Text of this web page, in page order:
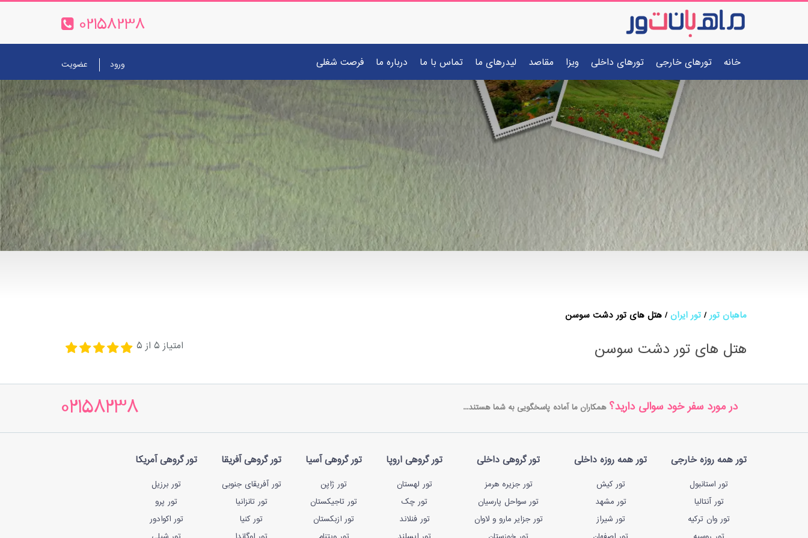
02158238
ورود عضویت خانه تورهای خارجی تورهای داخلی ویزا مقاصد لیدرهای ما تماس با ما درباره ما فرصت شغلی
ماهبان تور تور ایران هتل های تور دشت سوسن
هتل های تور دشت سوسن امتیاز5 از5
در مورد سفر خود سوالی دارید؟ همکاران ما آماده پاسخگویی به شما هستند... 02158238
تور همه روزه خارجی
تور استانبول
تور آنتالیا
تور وان ترکیه
تور همه روزه داخلی
تور کیش
تور مشهد
تور شیراز
تور گروهی داخلی
تور جزیره هرمز
تور سواحل پارسیان
تور جزایر مارو و لاوان
تور گروهی اروپا
تور لهستان
تور چک
تور فنلاند
تور گروهی آسیا
تور ژاپن
تور تاجیکستان
تور ازبکستان
تور گروهی آفریقا
تور آفریقای جنوبی
تور تانزانیا
تور کنیا
تور گروهی آمریکا
تور برزیل
تور پرو
تور اکوادور